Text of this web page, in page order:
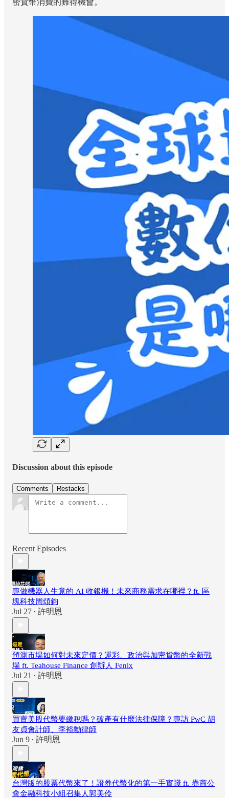
密貨幣消費的難得機會。
Discussion about this episode
Comments Restacks
Recent Episodes
專做機器人生意的 AI 收銀機！未來商務需求在哪裡？ft. 區
塊科技周頌鈞
Jul 27 • 許明恩
預測市場如何對未來定價？運彩、政治與加密貨幣的全新戰
場 ft. Teahouse Finance 創辦人 Fenix
Jul 21 • 許明恩
買賣美股代幣要繳稅嗎？破產有什麼法律保障？專訪 PwC 胡
友貞會計師、李裕勳律師
Jun 9 • 許明恩
台灣版的股票代幣來了！證券代幣化的第一手實踐 ft. 券商公
會金融科技小組召集人郭美伶